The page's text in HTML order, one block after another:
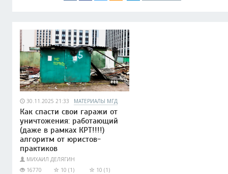
30.11.2025 21:33 МАТЕРИАЛЫ МГД
Как спасти свои гаражи от
уничтожения: работающий
(даже в рамках КРТ!!!!)
алгоритм от юристов-
практиков
МИХАИЛ ДЕЛЯГИН
16770
10 (1) 10 (1)